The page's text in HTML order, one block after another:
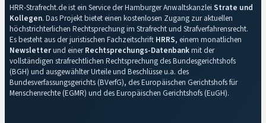
HRR-Strafrecht.de ist ein Service der Hamburger Anwaltskanzlei Strate und
Kollegen. Das Projekt bietet einen kostenlosen Zugang zur aktuellen
höchstrichterlichen Rechtsprechung im Strafrecht und Strafverfahrensrecht.
Es besteht aus der juristischen Fachzeitschrift HRRS, einem monatlichen
Newsletterund einerRechtsprechungs-Datenbankmit der
vollständigen strafrechtlichen Rechtsprechung des Bundesgerichtshofs
(BGH) und ausgewählter Urteile und Beschlüsse u.a. des
Bundesverfassungsgerichts (BVerfG), des Europäischen Gerichtshofs für
Menschenrechte (EGMR) und des Europäischen Gerichtshofs (EuGH).